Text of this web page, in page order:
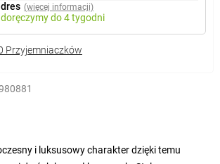
(więcej informacji)
doręczymydo 4 tygodni
Przyjemniaczków
i luksusowy charakter dzięki temu